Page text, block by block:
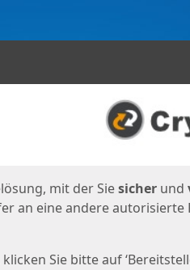
mit der Siesicher und
an eine andere autorisierte
Sie bitte auf